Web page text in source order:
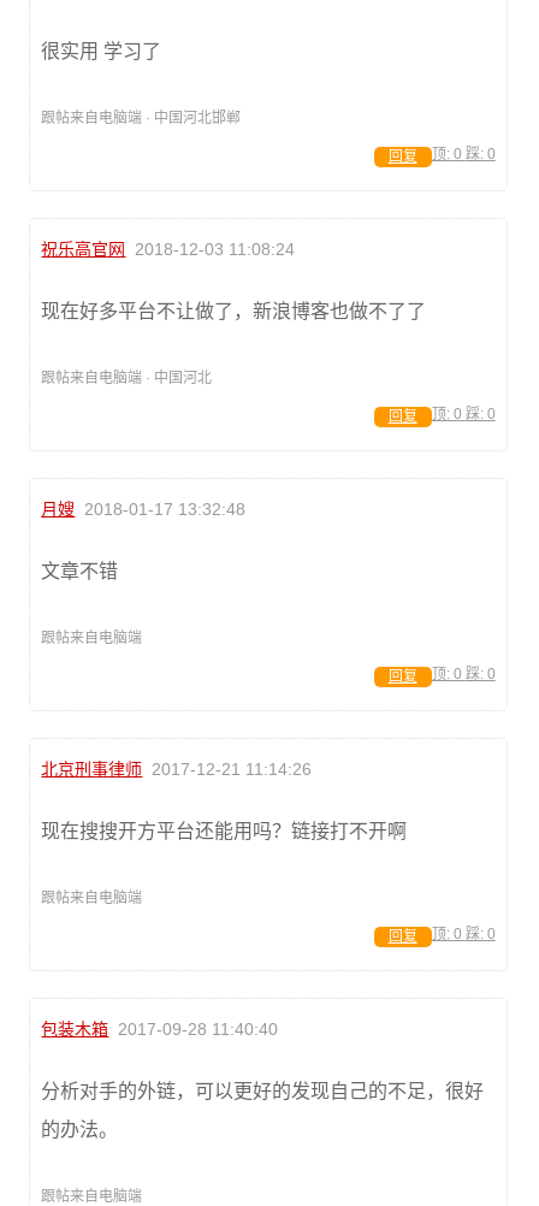
很实用 学习了
跟帖来自电脑端 · 中国河北邯郸
顶: 0 踩: 0
回复
祝乐高官网 2018-12-03 11:08:24
现在好多平台不让做了，新浪博客也做不了了
跟帖来自电脑端 · 中国河北
顶: 0 踩: 0
回复
月嫂 2018-01-17 13:32:48
文章不错
跟帖来自电脑端
顶: 0 踩: 0
回复
北京刑事律师 2017-12-21 11:14:26
现在搜搜开方平台还能用吗？链接打不开啊
跟帖来自电脑端
顶: 0 踩: 0
回复
包装木箱 2017-09-28 11:40:40
分析对手的外链，可以更好的发现自己的不足，很好
的办法。
跟帖来自电脑端